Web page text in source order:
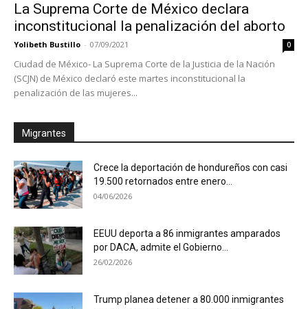
La Suprema Corte de México declara
inconstitucional la penalización del aborto
Yolibeth Bustillo - 07/09/2021 0
Ciudad de México- La Suprema Corte de la Justicia de la Nación
(SCJN) de México declaró este martes inconstitucional la
penalización de las mujeres...
Migrantes
Crece la deportación de hondureños con casi
19.500 retornados entre enero...
04/06/2026
EEUU deporta a 86 inmigrantes amparados
por DACA, admite el Gobierno...
26/02/2026
Trump planea detener a 80.000 inmigrantes